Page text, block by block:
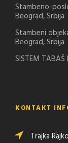
Stambeno-
Beograd, Srbija
Stambeni
Beograd, Srbija
SISTEM
KONTAKT
Trajka